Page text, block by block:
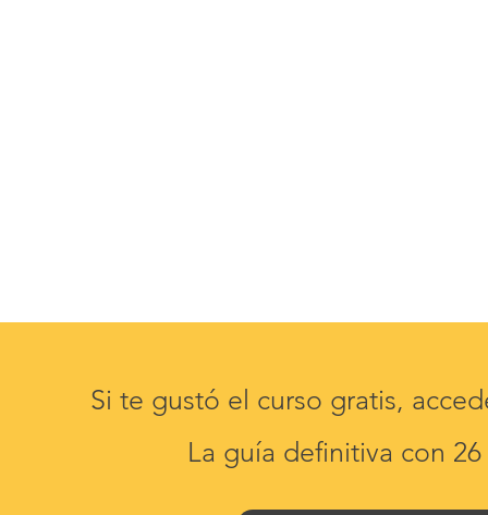
Si te gustó el curso gratis,
La guía definitiva con